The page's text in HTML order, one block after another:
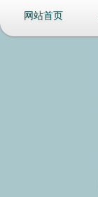
网站首页